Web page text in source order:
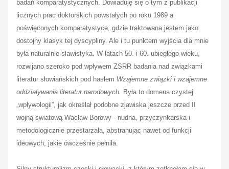
badań komparatystycznych. Dowiaduję się o tym z publikacji
licznych prac doktorskich powstałych po roku 1989 a
poświęconych komparatystyce, gdzie traktowana jestem jako
dostojny klasyk tej dyscypliny. Ale i tu punktem wyjścia dla mnie
była naturalnie slawistyka. W latach 50. i 60. ubiegłego wieku,
rozwijano szeroko pod wpływem ZSRR badania nad związkami
literatur słowiańskich pod hasłem Wzajemne związki i wzajemne
oddziaływania literatur narodowych.
Była to domena czystej
„wpływologii”, jak określał podobne zjawiska jeszcze przed II
wojną światową Wacław Borowy - nudna, przyczynkarska i
metodologicznie przestarzała, abstrahując nawet od funkcji
ideowych, jakie ówcześnie pełniła.